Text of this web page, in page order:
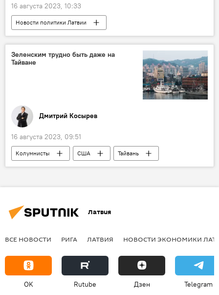
16 августа 2023, 10:33
Новости политики Латвии
правительство Латвии
Кришьянис Кариньш
Арвилс Ашераденс
Инесе Либиня-Эгнере
Эвика Силиня
Зеленским трудно быть даже на
Тайване
Дмитрий Косырев
16 августа 2023, 09:51
Колумнисты США Тайвань
Латвия
ВСЕ НОВОСТИ РИГА ЛАТВИЯ НОВОСТИ ЭКОНОМИКИ
OK Rutube Дзен Telegram